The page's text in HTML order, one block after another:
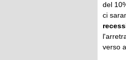
del
ci
verso